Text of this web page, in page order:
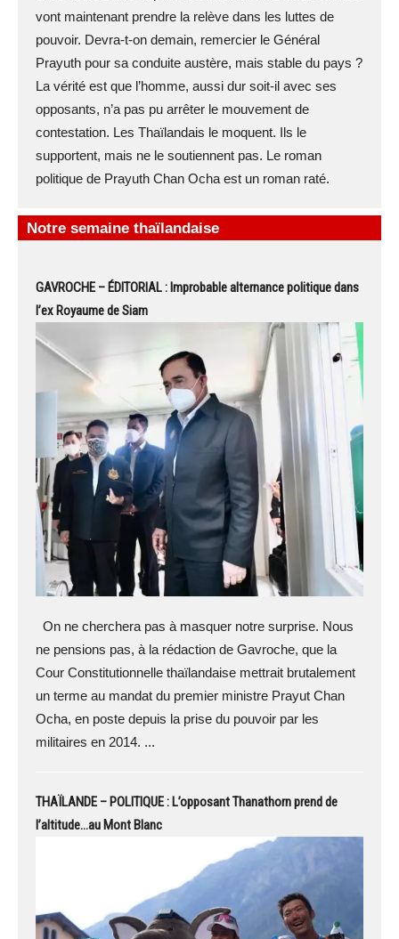
vont maintenant prendre la relève dans les luttes de
pouvoir. Devra-t-on demain, remercier le Général
Prayuth pour sa conduite austère, mais stable du pays ?
La vérité est que l’homme, aussi dur soit-il avec ses
opposants, n’a pas pu arrêter le mouvement de
contestation. Les Thaïlandais le moquent. Ils le
supportent, mais ne le soutiennent pas. Le roman
politique de Prayuth Chan Ocha est un roman raté.
Notre semaine thaïlandaise
GAVROCHE – ÉDITORIAL : Improbable alternance politique dans
l’ex Royaume de Siam
On ne cherchera pas à masquer notre surprise. Nous
ne pensions pas, à la rédaction de Gavroche, que la
Cour Constitutionnelle thaïlandaise mettrait brutalement
un terme au mandat du premier ministre Prayut Chan
Ocha, en poste depuis la prise du pouvoir par les
militaires en 2014. ...
THAÏLANDE – POLITIQUE : L’opposant Thanathorn prend de
l’altitude…au Mont Blanc